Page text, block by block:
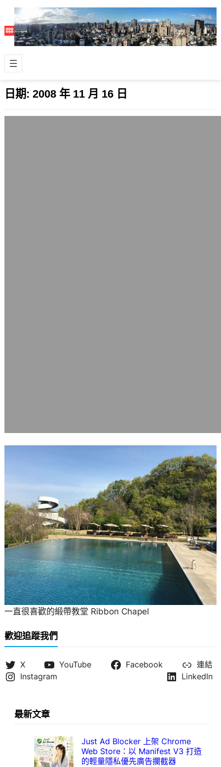
日期: 2008 年 11 月 16 日
一直很喜歡的緞帶教堂 Ribbon Chapel
歡迎追蹤我們
X YouTube Facebook
連結
Instagram
LinkedIn
最新文章
Just Ad Blocker 上架 Chrome
Web Store：以 Manifest V3 打造
的輕量隱私優先廣告攔截器